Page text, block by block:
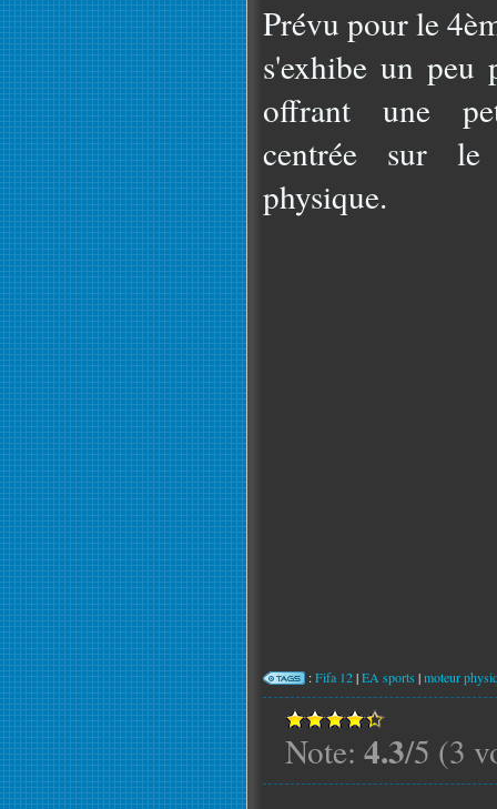
Prévu pour le
s'exhibe un peu
offrant une
centrée sur le
physique.
:Fifa 12|EA sports |moteur
Note: 4.3/5 (3